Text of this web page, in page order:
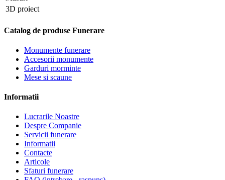
3D proiect
Catalog de produse Funerare
Monumente funerare
Accesorii monumente
Garduri morminte
Mese si scaune
Informatii
Lucrarile Noastre
Despre Companie
Servicii funerare
Informatii
Contacte
Articole
Sfaturi funerare